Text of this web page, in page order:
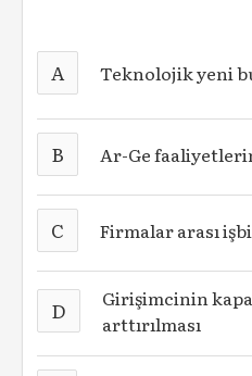
A Teknolojik yeni
B Ar-Ge
C Firmalar arası
D
Girişimcinin
arttırılması